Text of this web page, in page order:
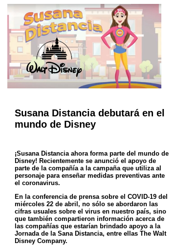
Susana Distancia debutará en el
mundo de Disney
¡Susana Distancia ahora forma parte del mundo de
Disney! Recientemente se anunció el apoyo de
parte de la compañía a la campaña que utiliza al
personaje para enseñar medidas preventivas ante
el coronavirus.
En la conferencia de prensa sobre el COVID-19 del
miércoles 22 de abril, no sólo se abordaron las
cifras usuales sobre el virus en nuestro país, sino
que también compartieron información acerca de
las compañías que estarían brindado apoyo a la
Jornada de la Sana Distancia, entre ellas The Walt
Disney Company.